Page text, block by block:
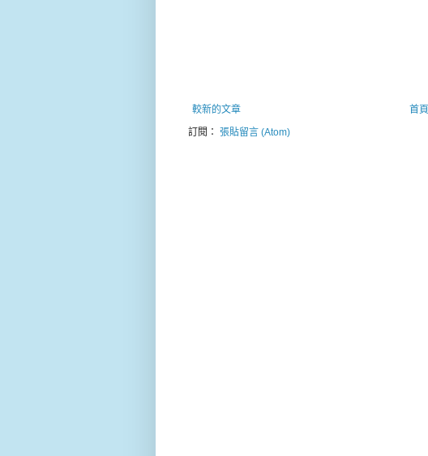
較新的文章
首頁
訂閱： 張貼留言 (Atom)